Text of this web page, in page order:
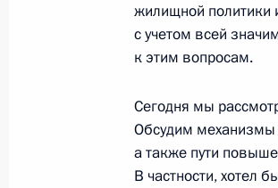
21 января 2007
Пресс-
21 января 2007 года,
жилищной политики
с учетом всей
к этим вопросам.
Сегодня мы
Обсудим механизмы
а также пути
В частности, хотел